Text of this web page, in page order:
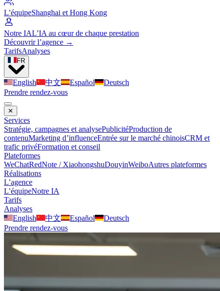
L’équipeShanghai et Hong Kong
Notre IAL’IA au cœur de chaque prestation
Découvrir l’agence →
TarifsAnalyses
FR
English 中文 Español
Deutsch
Prendre rendez-vous
✕
Services
Stratégie, campagnes et analysePublicitéProduction de
contenuMarketing d’influenceEntrée sur le marché chinoisCRM et
trafic privéFormation et conseil
Plateformes
WeChatRedNote / XiaohongshuDouyinWeiboAutres plateformes
Réalisations
L’agence
L’équipeNotre IA
Tarifs
Analyses
English
中文 Español
Deutsch
Prendre rendez-vous